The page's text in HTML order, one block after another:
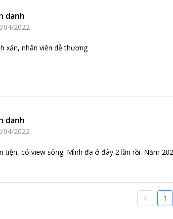
danh
04/2022
xắn, nhân viên dễ thương
danh
04/2022
tiện, có view sông. Mình đã ở đây 2 lần rồi. Năm
1